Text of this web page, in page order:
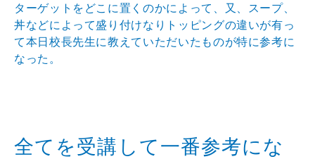
ターゲットをどこに置くのかによって、又、スープ、
丼などによって盛り付けなりトッピングの違いが有っ
て本日校長先生に教えていただいたものが特に参考に
なった。
全てを受講して一番参考にな